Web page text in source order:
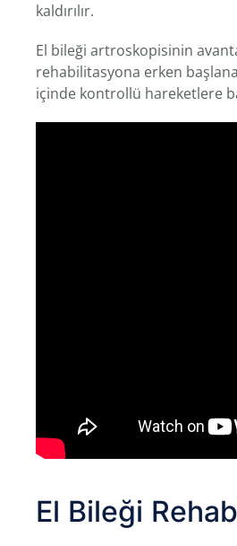
kaldırılır.
El bileği artroskopisinin
rehabilitasyona erken
içinde kontrollü hareketlere
El Bileği